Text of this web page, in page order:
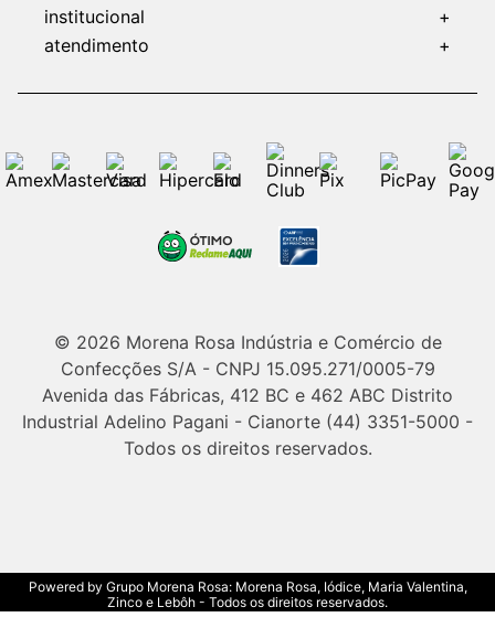
institucional
+
atendimento
+
© 2026 Morena Rosa Indústria e Comércio de
Confecções S/A - CNPJ 15.095.271/0005-79
Avenida das Fábricas, 412 BC e 462 ABC Distrito
Industrial Adelino Pagani - Cianorte (44) 3351-5000 -
Todos os direitos reservados.
Powered by Grupo Morena Rosa: Morena Rosa, Iódice, Maria Valentina,
Zinco e Lebôh - Todos os direitos reservados.